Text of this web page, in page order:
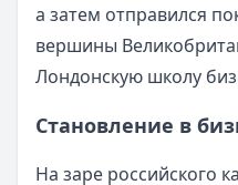
а затем отправился
вершины
Лондонскую школу
Становление в
На заре российского